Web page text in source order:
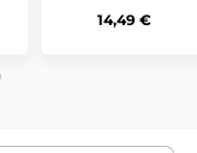
14,49 €